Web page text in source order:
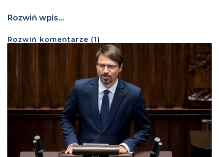
Rozwiń wpis...
Rozwiń komentarze (1)